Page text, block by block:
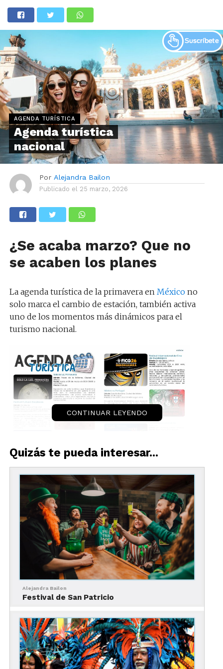
AGENDA TURÍSTICA
Agenda turística
nacional
Por Alejandra Bailon
Publicado el 25 marzo, 2026
¿Se acaba marzo? Que no
se acaben los planes
La agenda turística de la primavera en México no
solo marca el cambio de estación, también activa
uno de los momentos más dinámicos para el
turismo nacional.
Descarga nuestra infografía aquí.
CONTINUAR LEYENDO
Quizás te pueda interesar...
Alejandra Bailon
Festival de San Patricio